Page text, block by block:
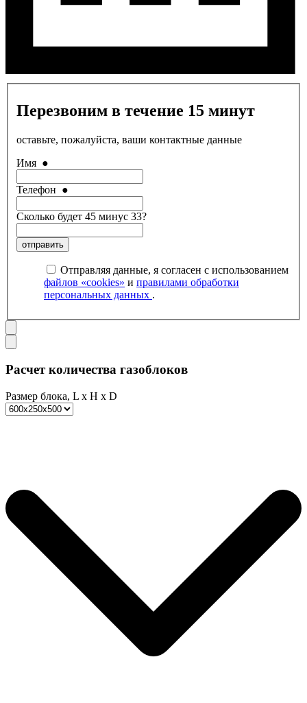
Перезвоним в течение 15 минут
оставьте, пожалуйста, ваши контактные данные
Имя ●
Телефон ●
Сколько будет 45 минус 33?
отправить
Отправляя данные, я согласен с использованием
файлов «cookies» и правилами обработки
персональных данных .
Расчет количества газоблоков
Размер блока, L x H x D